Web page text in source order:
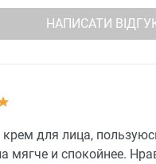
НАПИСАТИ
для лица,
мягче и спокойнее.